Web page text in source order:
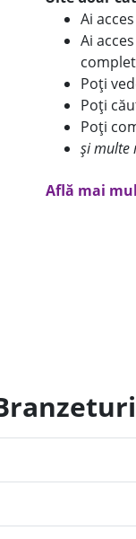
Ai
Ai
Poți
Poți
Poți
și multe
Află mai